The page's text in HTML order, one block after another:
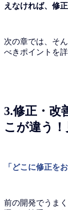
えなければ、修
次の章では、そ
べきポイントを
3.修正・改
こが違う
「どこに修正を
前の開発でうま